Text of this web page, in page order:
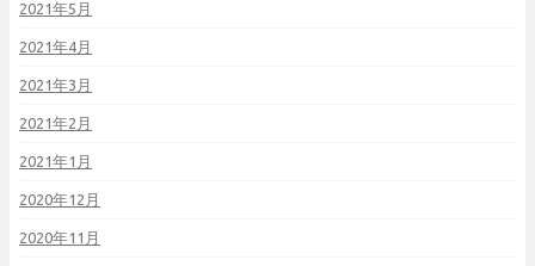
2021年5月
2021年4月
2021年3月
2021年2月
2021年1月
2020年12月
2020年11月